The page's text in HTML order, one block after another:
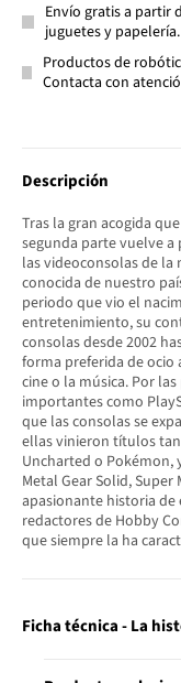
Envío gratis a partir
juguetes y papelería.
Productos de
Contacta con
Descripción
Tras la gran acogida
segunda parte vuelve
las videoconsolas de la
conocida de nuestro
periodo que vio el
entretenimiento, su
consolas desde 2002
forma preferida de ocio
cine o la música. Por
importantes como
que las consolas se
ellas vinieron títulos
Uncharted o Pokémon,
Metal Gear Solid, Super
apasionante historia
redactores de Hobby
que siempre la ha
Ficha técnica - La